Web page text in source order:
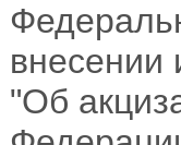
внесении
"Об